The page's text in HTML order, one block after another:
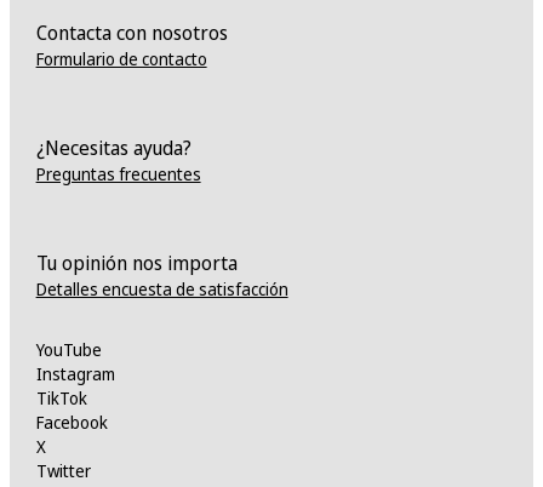
Contacta con nosotros
Formulario de contacto
¿Necesitas ayuda?
Preguntas frecuentes
Tu opinión nos importa
Detalles encuesta de satisfacción
YouTube
Instagram
TikTok
Facebook
X
Twitter